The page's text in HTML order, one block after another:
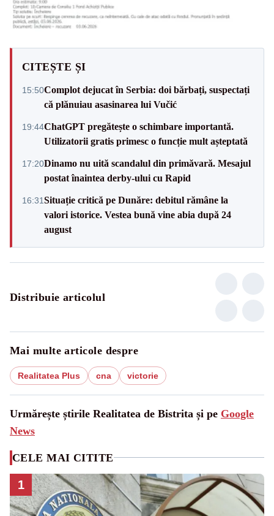
CITEȘTE ȘI
15:50Complot dejucat în Serbia: doi bărbați, suspectați
că plănuiau asasinarea lui Vučić
19:44ChatGPT pregătește o schimbare importantă.
Utilizatorii gratis primesc o funcție mult așteptată
17:20Dinamo nu uită scandalul din primăvară. Mesajul
postat înaintea derby-ului cu Rapid
16:31Situație critică pe Dunăre: debitul rămâne la
valori istorice. Vestea bună vine abia după 24
august
Distribuie articolul
Mai multe articole despre
Realitatea Plus cna victorie
Urmărește știrile Realitatea de Bistrita și pe Google
News
CELE MAI CITITE
1